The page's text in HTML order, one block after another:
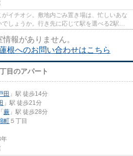
がイチオシ。敷地内ごみ置き場は、忙しいあな
しょうか。行き先に応じて駅を選べる2駅利
報がありません。
根へのお問い合わせはこちら
目のアパート
田 」駅 徒歩14分
」駅 徒歩21分
「 蕨 」駅 徒歩28分
町 ５丁目